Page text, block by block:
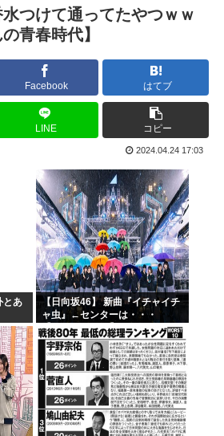
はみんなで負担してもらうわよ！」
の如く水着で現れ声優水着界隈をざ...
みつける様子に全米騒然！←「最高の...
」FIFA会長支持を表明したサッ...
ヤバすぎる
グで絵描いたから見て
フォーム、マイクロソフト365だっ...
っておるやん
そう
出場権剥奪や過去ワールドカップ、...
つけて通ってたやつｗｗ
青春時代】
Facebook はてブ
LINE コピー
2024.04.24 17:03
とあ
【日向坂46】 新曲『イチャイチ
ャ虫』←センターは・・・
【18thシングル】